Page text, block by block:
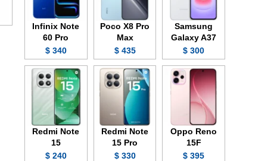
Samsung
Galaxy A37
300 $
Poco X8 Pro
Max
435 $
Infinix Note
60 Pro
340 $
Oppo Reno
15F
395 $
Redmi Note
15 Pro
330 $
Redmi Note
15
240 $